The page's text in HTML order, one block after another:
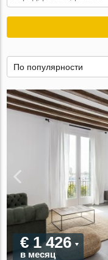
По популярности
€ 1 426
в месяц